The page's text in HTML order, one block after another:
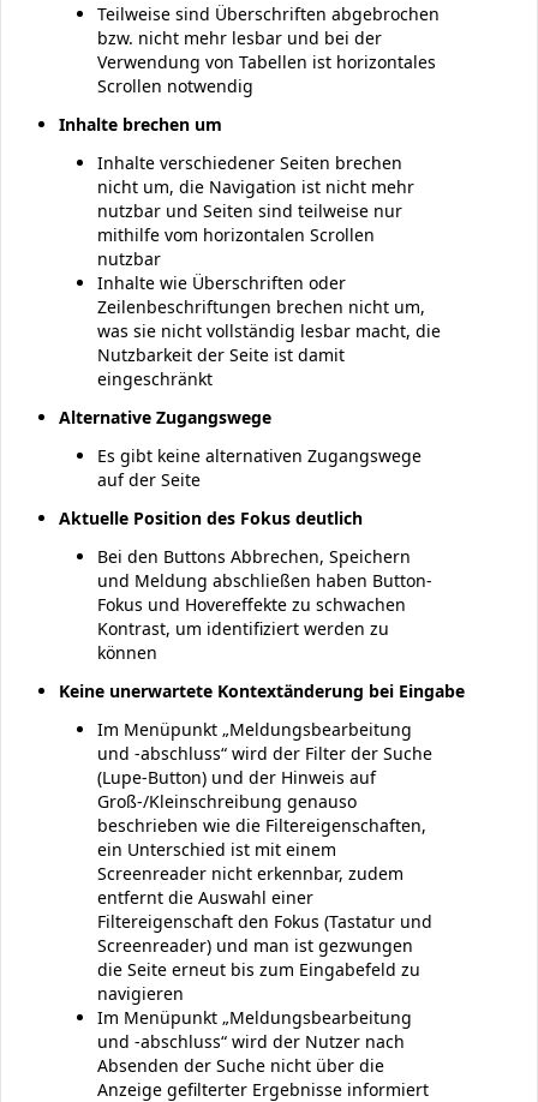
Teilweise sind Überschriften abgebrochen
bzw. nicht mehr lesbar und bei der
Verwendung von Tabellen ist horizontales
Scrollen notwendig
Inhalte brechen um
Inhalte verschiedener Seiten brechen
nicht um, die Navigation ist nicht mehr
nutzbar und Seiten sind teilweise nur
mithilfe vom horizontalen Scrollen
nutzbar
Inhalte wie Überschriften oder
Zeilenbeschriftungen brechen nicht um,
was sie nicht vollständig lesbar macht, die
Nutzbarkeit der Seite ist damit
eingeschränkt
Alternative Zugangswege
Es gibt keine alternativen Zugangswege
auf der Seite
Aktuelle Position des Fokus deutlich
Bei den Buttons Abbrechen, Speichern
und Meldung abschließen haben Button-
Fokus und Hovereffekte zu schwachen
Kontrast, um identifiziert werden zu
können
Keine unerwartete Kontextänderung bei Eingabe
Im Menüpunkt „Meldungsbearbeitung
und -abschluss“ wird der Filter der Suche
(Lupe-Button) und der Hinweis auf
Groß-/Kleinschreibung genauso
beschrieben wie die Filtereigenschaften,
ein Unterschied ist mit einem
Screenreader nicht erkennbar, zudem
entfernt die Auswahl einer
Filtereigenschaft den Fokus (Tastatur und
Screenreader) und man ist gezwungen
die Seite erneut bis zum Eingabefeld zu
navigieren
Im Menüpunkt „Meldungsbearbeitung
und -abschluss“ wird der Nutzer nach
Absenden der Suche nicht über die
Anzeige gefilterter Ergebnisse informiert